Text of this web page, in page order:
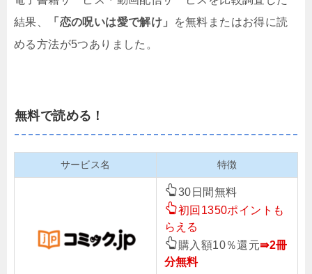
結果、
「恋の呪いは愛で解け」
を無料またはお得に読
める方法が5つありました。
無料で読める！
サービス名 特徴
30日間無料
初回1350ポイントも
らえる
購入額10％還元⇛2冊
分無料